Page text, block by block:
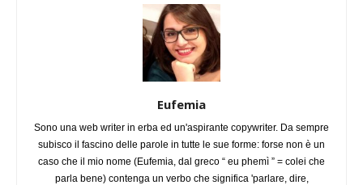
Eufemia
Sono una web writer in erba ed un'aspirante copywriter. Da sempre
subisco il fascino delle parole in tutte le sue forme: forse non è un
caso che il mio nome (Eufemia, dal greco “ eu phemì ” = colei che
parla bene) contenga un verbo che significa 'parlare, dire,